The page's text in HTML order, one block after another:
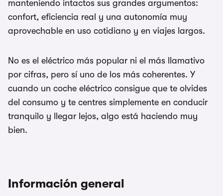
manteniendo intactos sus grandes argumentos:
confort, eficiencia real y una autonomía muy
aprovechable en uso cotidiano y en viajes largos.
No es el eléctrico más popular ni el más llamativo
por cifras, pero sí uno de los más coherentes. Y
cuando un coche eléctrico consigue que te olvides
del consumo y te centres simplemente en conducir
tranquilo y llegar lejos, algo está haciendo muy
bien.
Información general